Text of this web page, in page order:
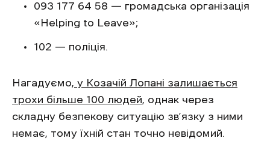
093 177 64 58 — громадська організація
«Helping to Leave»;
102 — поліція.
Нагадуємо, у Козачій Лопані залишається
трохи більше 100 людей, однак через
складну безпекову ситуацію зв’язку з ними
немає, тому їхній стан точно невідомий.